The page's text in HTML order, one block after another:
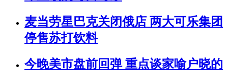
麦当劳星巴克关闭俄店 两大可乐集团
停售苏打饮料
今晚美市盘前回弹 重点谈家喻户晓的